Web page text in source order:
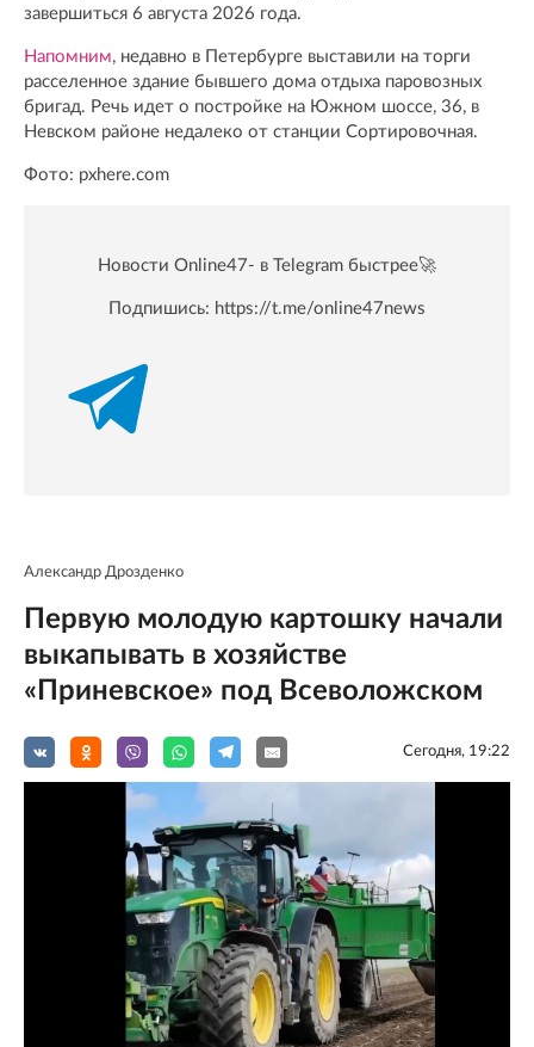
завершиться 6 августа 2026 года.
Напомним, недавно в Петербурге выставили на торги
расселенное здание бывшего дома отдыха паровозных
бригад. Речь идет о постройке на Южном шоссе, 36, в
Невском районе недалеко от станции Сортировочная.
Фото: pxhere.com
Новости Online47- в Telegram быстрее🚀
Подпишись: https://t.me/online47news
Александр Дрозденко
Первую молодую картошку начали
выкапывать в хозяйстве
«Приневское» под Всеволожском
Сегодня, 19:22